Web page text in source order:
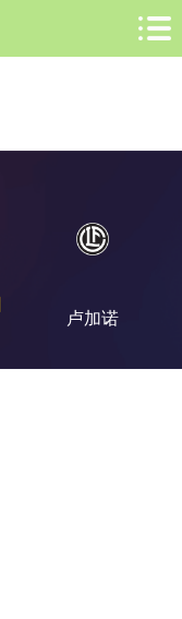
卢加诺